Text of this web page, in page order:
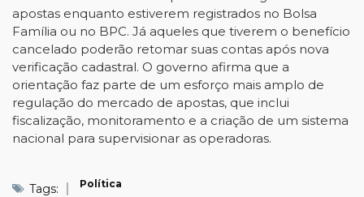
apostas enquanto estiverem registrados no Bolsa
Família ou no BPC. Já aqueles que tiverem o benefício
cancelado poderão retomar suas contas após nova
verificação cadastral. O governo afirma que a
orientação faz parte de um esforço mais amplo de
regulação do mercado de apostas, que inclui
fiscalização, monitoramento e a criação de um sistema
nacional para supervisionar as operadoras.
Tags: Política